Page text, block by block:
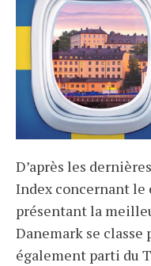
D’après les
Index concernant le
présentant la
Danemark se
également parti du